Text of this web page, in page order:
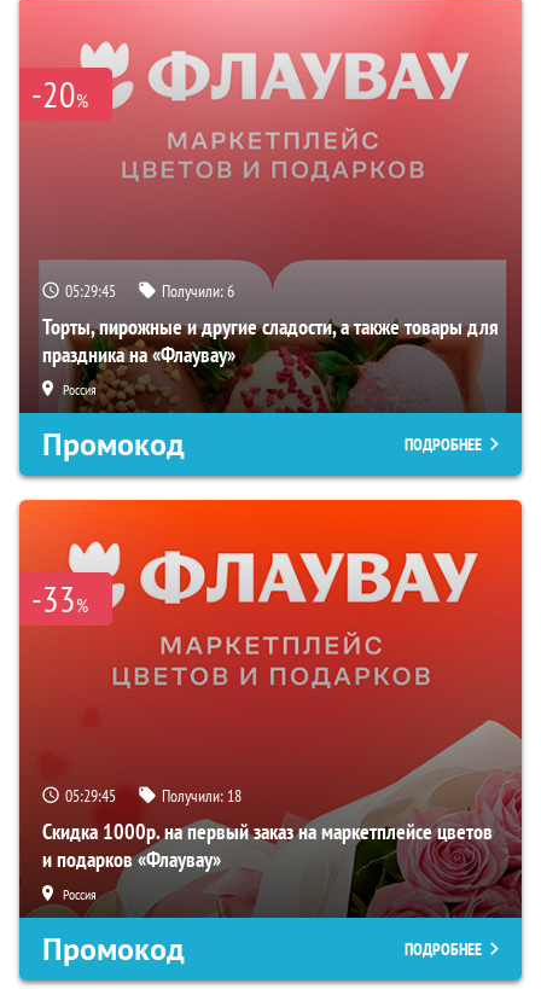
-20%
05:29:44 Получили:6
Торты, пирожные и другие сладости, а также товары для
праздника на «Флаувау»
Россия
Промокод ПОДРОБНЕЕ
-33%
05:29:44 Получили: 18
Скидка 1000р. на первый заказ на маркетплейсе цветов
и подарков «Флаувау»
Россия
Промокод ПОДРОБНЕЕ